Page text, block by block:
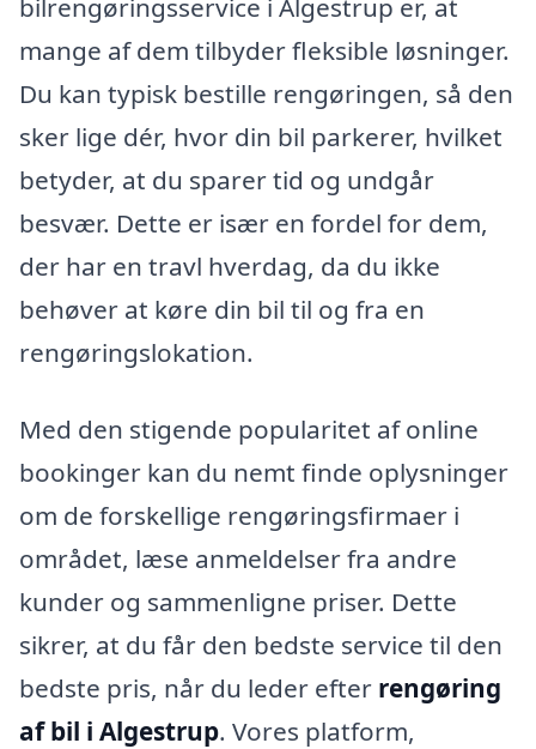
bilrengøringsservice i Algestrup er, at
mange af dem tilbyder fleksible løsninger.
Du kan typisk bestille rengøringen, så den
sker lige dér, hvor din bil parkerer, hvilket
betyder, at du sparer tid og undgår
besvær. Dette er især en fordel for dem,
der har en travl hverdag, da du ikke
behøver at køre din bil til og fra en
rengøringslokation.
Med den stigende popularitet af online
bookinger kan du nemt finde oplysninger
om de forskellige rengøringsfirmaer i
området, læse anmeldelser fra andre
kunder og sammenligne priser. Dette
sikrer, at du får den bedste service til den
bedste pris, når du leder efter rengøring
af bil i Algestrup. Vores platform,